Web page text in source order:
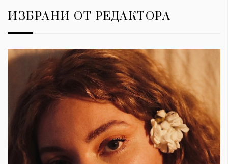
ИЗБРАНИ ОТ РЕДАКТОРА